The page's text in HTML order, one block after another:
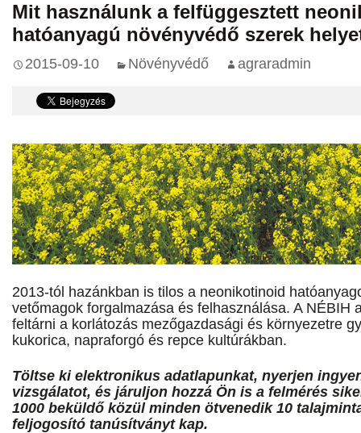
Mit használunk a felfüggesztett
hatóanyagú növényvédő szerek
2015-09-10 Növényvédő agraradmin
2013-tól hazánkban is tilos a neonikotinoid
vetőmagok forgalmazása és felhasználása. A NÉBIH
feltárni a korlátozás mezőgazdasági és környezetre
kukorica, napraforgó és repce kultúrákban.
Töltse ki elektronikus adatlapunkat, nyerjen
vizsgálatot, és járuljon hozzá Ön is a felmérés
1000 beküldő közül minden ötvenedik 10
feljogosító tanúsítványt kap.